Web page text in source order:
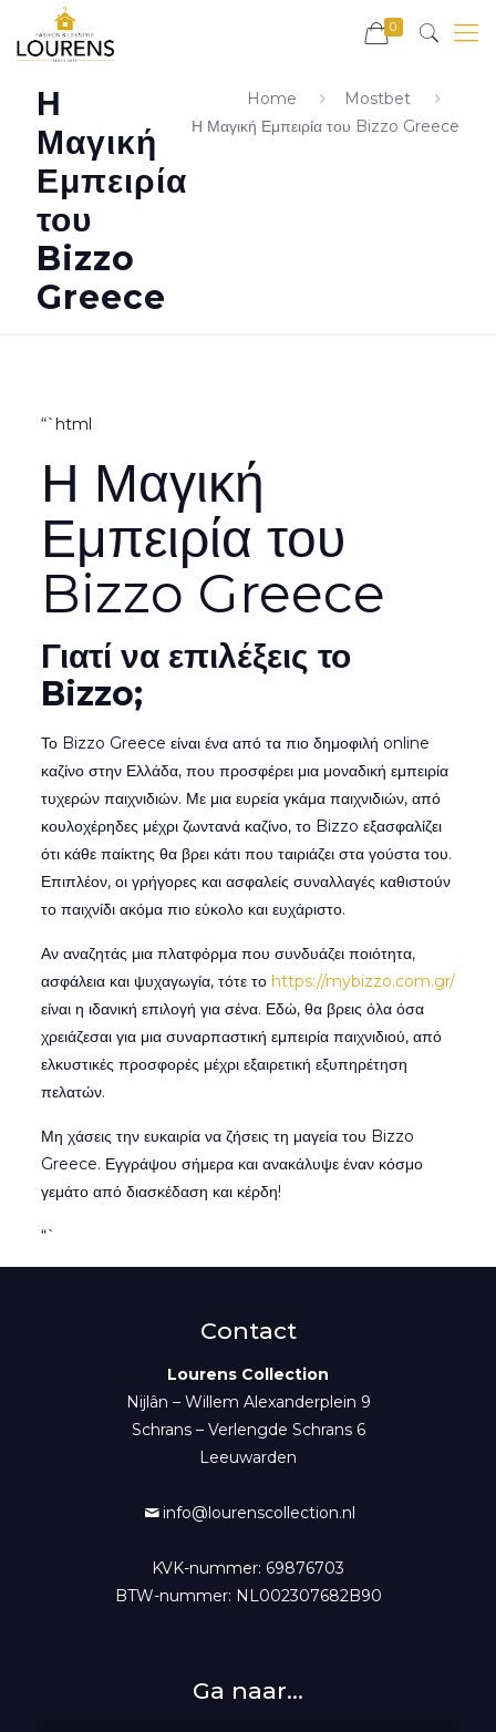
0
Η
Μαγική
Εμπειρία
του
Bizzo
Greece
Home
Mostbet
Η Μαγική Εμπειρία του Bizzo Greece
“`html
Η Μαγική
Εμπειρία του
Bizzo Greece
Γιατί να επιλέξεις το
Bizzo;
Το Bizzo Greece είναι ένα από τα πιο δημοφιλή online
καζίνο στην Ελλάδα, που προσφέρει μια μοναδική εμπειρία
τυχερών παιχνιδιών. Με μια ευρεία γκάμα παιχνιδιών, από
κουλοχέρηδες μέχρι ζωντανά καζίνο, το Bizzo εξασφαλίζει
ότι κάθε παίκτης θα βρει κάτι που ταιριάζει στα γούστα του.
Επιπλέον, οι γρήγορες και ασφαλείς συναλλαγές καθιστούν
το παιχνίδι ακόμα πιο εύκολο και ευχάριστο.
Αν αναζητάς μια πλατφόρμα που συνδυάζει ποιότητα,
ασφάλεια και ψυχαγωγία, τότε το https://mybizzo.com.gr/
είναι η ιδανική επιλογή για σένα. Εδώ, θα βρεις όλα όσα
χρειάζεσαι για μια συναρπαστική εμπειρία παιχνιδιού, από
ελκυστικές προσφορές μέχρι εξαιρετική εξυπηρέτηση
πελατών.
Μη χάσεις την ευκαιρία να ζήσεις τη μαγεία του Bizzo
Greece. Εγγράψου σήμερα και ανακάλυψε έναν κόσμο
γεμάτο από διασκέδαση και κέρδη!
“`
Contact
Lourens Collection
Nijlân – Willem Alexanderplein 9
Schrans – Verlengde Schrans 6
Leeuwarden
info@lourenscollection.nl
KVK-nummer: 69876703
BTW-nummer: NL002307682B90
Ga naar…